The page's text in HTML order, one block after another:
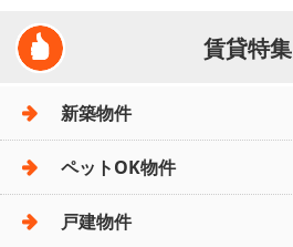
賃貸特集
新築物件
ペットOK物件
戸建物件